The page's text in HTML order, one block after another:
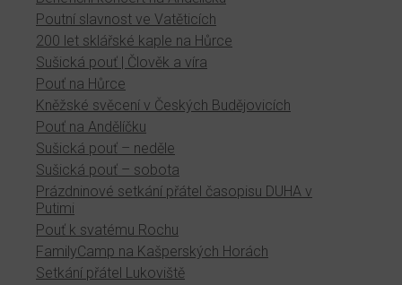
Poutní slavnost ve Vatěticích
200 let sklářské kaple na Hůrce
Sušická pouť | Člověk a víra
Pouť na Hůrce
Kněžské svěcení v Českých Budějovicích
Pouť na Andělíčku
Sušická pouť – neděle
Sušická pouť – sobota
Prázdninové setkání přátel časopisu DUHA v
Putimi
Pouť k svatému Rochu
FamilyCamp na Kašperských Horách
Setkání přátel Lukoviště